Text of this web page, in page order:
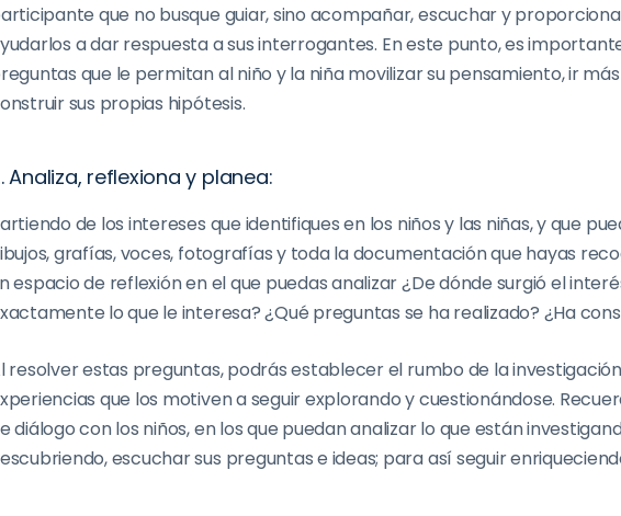
que no busque guiar, sino acompañar, escuchar y
los a dar respuesta a sus interrogantes. En este punto, es
que le permitan al niño yla niña movilizar su pensamiento, ir
sus propias hipótesis.
Analiza, reflexiona y planea:
de los intereses que identifiques en los niños y las niñas, y que
grafías, voces, fotografías y toda la documentación que hayas
espacio de reflexión en el que puedas analizar ¿De dónde surgió el
lo que le interesa? ¿Qué preguntas se ha realizado? ¿Ha
resolver estas preguntas, podrás establecer el rumbo de la
que los motiven a seguir explorando y cuestionándose.
diálogo con los niños, en los que puedan analizar lo que están
escuchar sus preguntas e ideas; para así seguir